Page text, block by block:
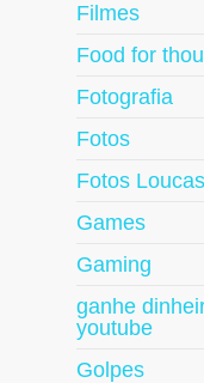
Filmes
Food for
Fotografia
Fotos
Fotos Loucas
Games
Gaming
ganhe
youtube
Golpes